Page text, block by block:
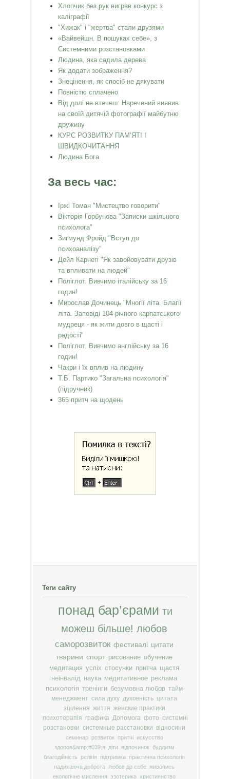
Хлопчик без рук виграв конкурс з
каліграфії
"Хижак" і "жертва" стали друзями
«Вайвейшн. В пошуках себе», з
Системними розстановками
Людина, яка садила дерева
Як додати зображення?
Знецінення, як спосіб не дякувати
Повністю сплачено
Від долі не втечеш: Наречений виявив
на своїй дитячій фотографії майбутню
дружину
КУРС РОЗВИТКУ ПАМ’ЯТІ І
ШВИДКОЧИТАННЯ
Людина Бога
За весь час:
Іржі Томан "Мистецтво говорити"
Вікторія Горбунова "Записки шкільного
психолога"
Зиґмунд Фройд "Вступ до
психоаналізу"
Дейл Карнегі "Як завойовувати друзів
та впливати на людей"
Поліглот. Вивчимо італійську за 16
годин!
Мирослав Дочинець "Многії літа. Благії
літа. Заповіді 104-річного карпатського
мудреця - як жити довго в щасті і
радості"
Поліглот. Вивчимо англійську за 16
годин!
Чакри і їх вплив на людину
Т.Б. Партико "Загальна психологія"
(підручник)
365 притч на щодень
Теги сайту
понад бар’єрами ти
можеш більше! любов
саморозвиток фестивалі цитати
тварини спорт рисование обучение
медитация успіх стосунки притча щастя
неінвалід наука медитативное реклама
психологія тренінги безумовна любов тайм-
менеджмент сила духу духовність цитата
зцілення життя женские практики
психотерапія графика Допомога фото системні
розстановки системные расстановки відносини
семинар розвиток притчі
искусство
здоров&amp;#039;я
діти відпочинок буддизм
благодійність
релігія підтримка
практична психологія
надихаюча доброта
любов до себе живопись
екологічне мислення
эзотерика християнство